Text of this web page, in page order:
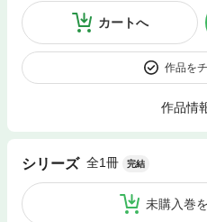
カートへ
作品を
作品情
シリーズ 全1冊 完結
未購入巻